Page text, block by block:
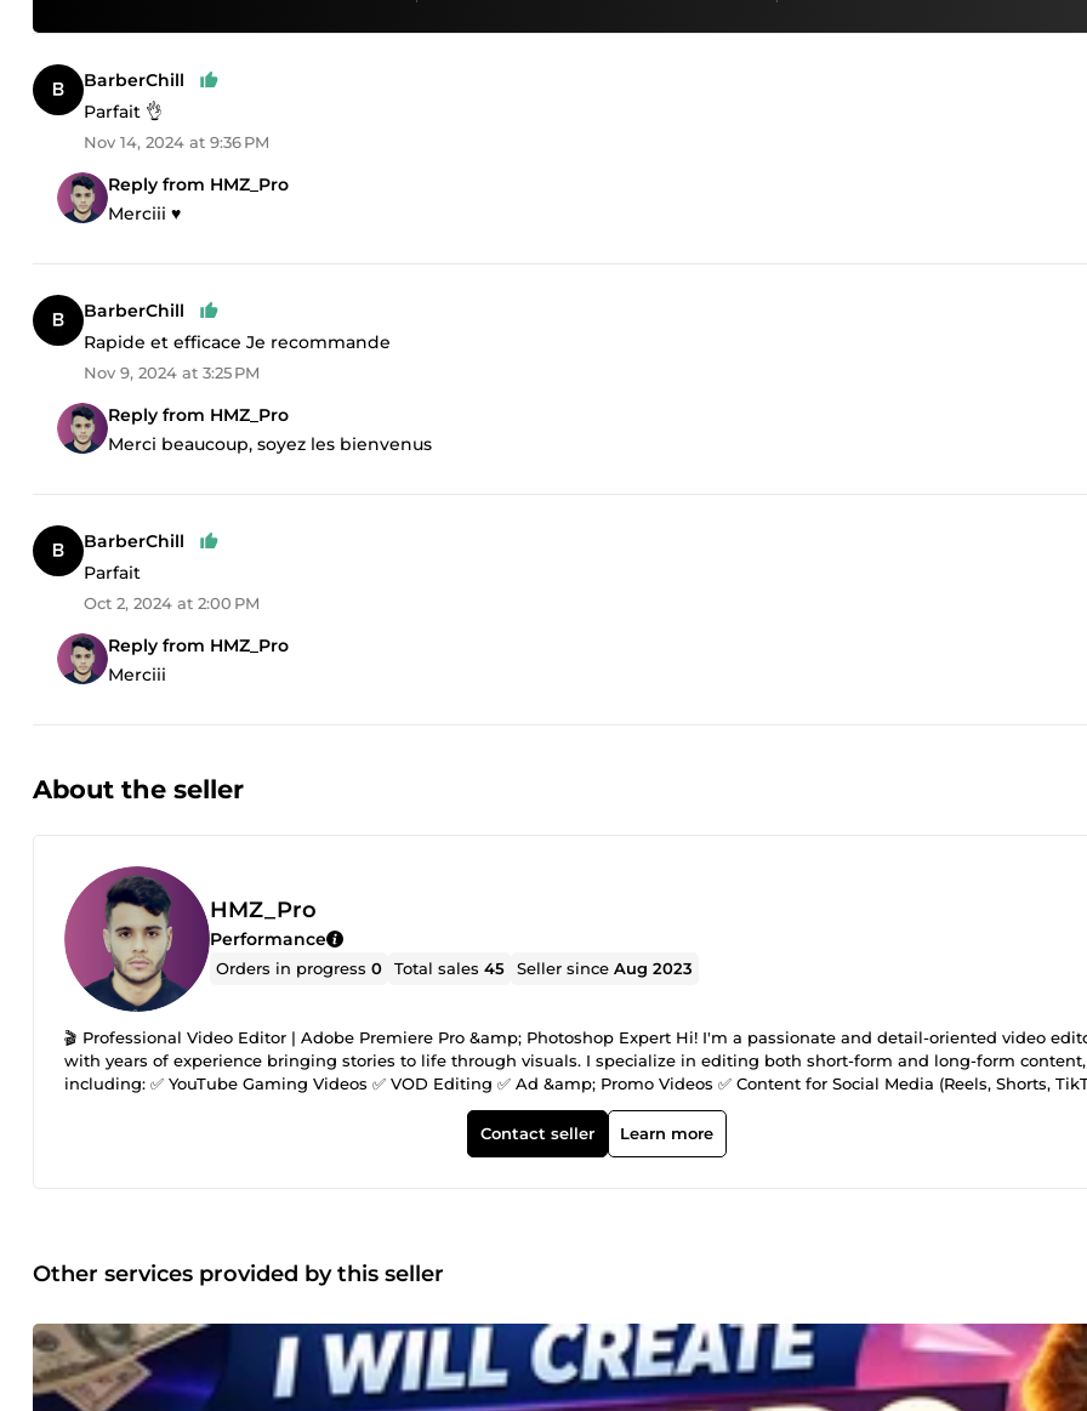
BarberChill
Parfait 👌
Nov 14, 2024 at 9:36 PM
Reply from HMZ_Pro
Merciii ♥
BarberChill
Rapide et efficace Je recommande
Nov 9, 2024 at 3:25 PM
Reply from HMZ_Pro
Merci beaucoup, soyez les bienvenus
BarberChill
Parfait
Oct 2, 2024 at 2:00 PM
Reply from HMZ_Pro
Merciii
About the seller
HMZ_Pro
Performance
Orders in progress0 Total sales45 Seller sinceAug 2023
🎬 Professional Video Editor | Adobe Premiere Pro &amp; Photoshop Expert Hi! I'm a passionate and detail-oriented video
with years of experience bringing stories to life through visuals. I specialize in editing both short-form and long-form content,
including: ✅ YouTube Gaming Videos ✅ VOD Editing ✅ Ad &amp; Promo Videos ✅ Content for Social Media (Reels, Shorts,
Using Adobe Premiere Pro and Photoshop, I can craft eye-catching edits that keep viewers engaged — from fast-paced
montages to clean, professional ad content. Whether you're a content creator, brand, or streamer, I’ll help your videos stand
with: 🎮 Smooth cuts, transitions &amp; sound syncing 🖼️ Custom thumbnails and overlays 📈 Engaging pacing to increase
Contact seller Learn more
Other services provided by this seller